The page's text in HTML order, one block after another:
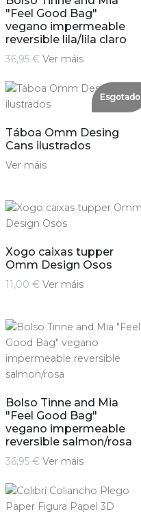
"Feel Good Bag"
vegano impermeable
reversible lila/lila claro
36,95 € Ver máis
Esgotado
Táboa Omm Desing
Cans ilustrados
Ver máis
Xogo caixas tupper
Omm Design Osos
11,00 € Ver máis
Bolso Tinne and Mia
"Feel Good Bag"
vegano impermeable
reversible salmon/rosa
36,95 € Ver máis